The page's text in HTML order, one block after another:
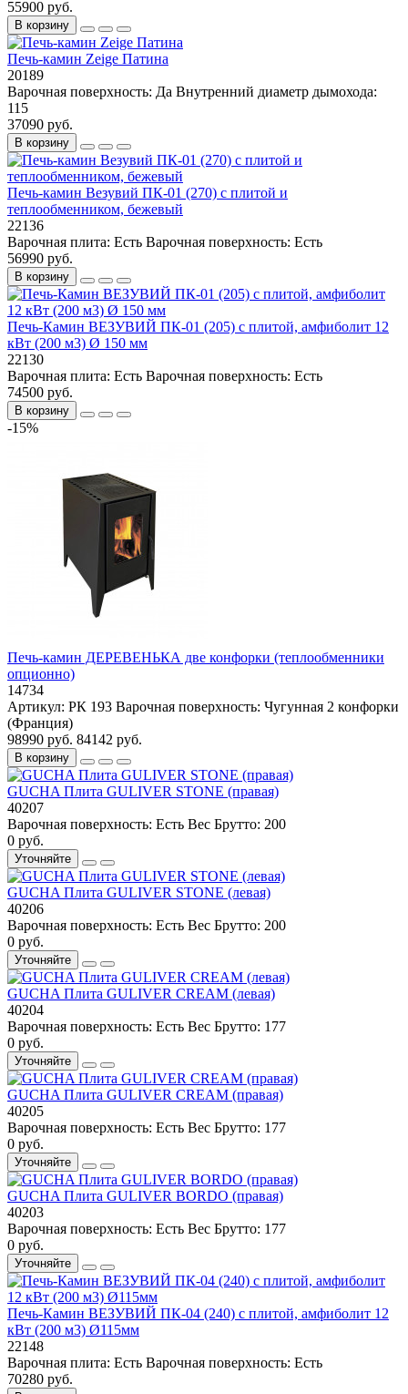
55900 руб.
В корзину
Печь-камин Zeige Патина
20189
Варочная поверхность: Да Внутренний диаметр дымохода:
115
37090 руб.
В корзину
Печь-камин Везувий ПК-01 (270) с плитой и
теплообменником, бежевый
22136
Варочная плита: Есть Варочная поверхность: Есть
56990 руб.
В корзину
Печь-Камин ВЕЗУВИЙ ПК-01 (205) с плитой, амфиболит 12
кВт (200 м3) Ø 150 мм
22130
Варочная плита: Есть Варочная поверхность: Есть
74500 руб.
В корзину
-15%
Печь-камин ДЕРЕВЕНЬКА две конфорки (теплообменники
опционно)
14734
Артикул: РК 193 Варочная поверхность: Чугунная 2 конфорки
(Франция)
98990 руб. 84142 руб.
В корзину
GUCHA Плита GULIVER STONE (правая)
40207
Варочная поверхность: Есть Вес Брутто: 200
0 руб.
Уточняйте
GUCHA Плита GULIVER STONE (левая)
40206
Варочная поверхность: Есть Вес Брутто: 200
0 руб.
Уточняйте
GUCHA Плита GULIVER CREAM (левая)
40204
Варочная поверхность: Есть Вес Брутто: 177
0 руб.
Уточняйте
GUCHA Плита GULIVER CREAM (правая)
40205
Варочная поверхность: Есть Вес Брутто: 177
0 руб.
Уточняйте
GUCHA Плита GULIVER BORDO (правая)
40203
Варочная поверхность: Есть Вес Брутто: 177
0 руб.
Уточняйте
Печь-Камин ВЕЗУВИЙ ПК-04 (240) с плитой, амфиболит 12
кВт (200 м3) Ø115мм
22148
Варочная плита: Есть Варочная поверхность: Есть
70280 руб.